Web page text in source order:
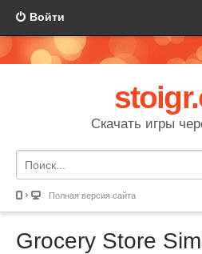
Войти
Скачать игры
Полная версия сайта
Grocery Store